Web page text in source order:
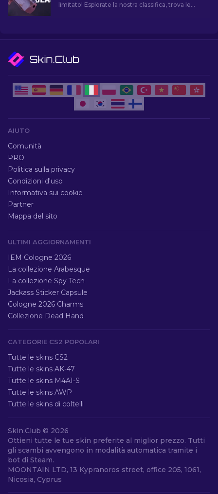
limitato! Esplorate la nostra classifica, trova le
AIUTO
Comunità
PRO
Politica sulla privacy
Condizioni d'uso
Informativa sui cookie
Partner
Mappa del sito
ULTIMI AGGIORNAMENTI
IEM Cologne 2026
La collezione Arabesque
La collezione Spy Tech
Jackass Sticker Capsule
Cologne 2026 Charms
Collezione Dead Hand
CATEGORIE CS2 POPOLARI
Tutte le skins CS2
Tutte le skins AK-47
Tutte le skins M4A1-S
Tutte le skins AWP
Tutte le skins di coltelli
Skin.Club © 2026
Ottieni tutte le tue skin preferite al miglior prezzo. Tutti
gli scambi avvengono in modalità automatica tramite i
bot di Steam.
MOONTAIN LTD, 13 Kypranoros street, office 205, 1061,
Nicosia, Cyprus